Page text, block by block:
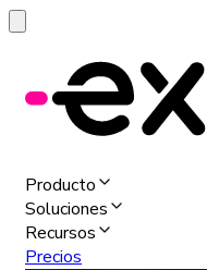
Producto
Soluciones
Recursos
Precios